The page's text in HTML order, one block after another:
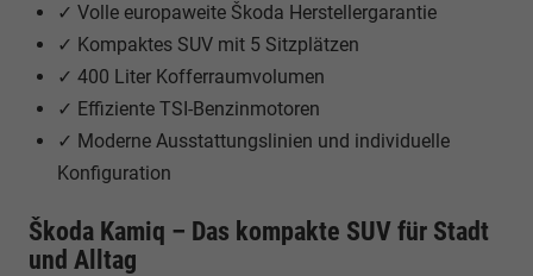
✓ Volle europaweite Škoda Herstellergarantie
✓ Kompaktes SUV mit 5 Sitzplätzen
✓ 400 Liter Kofferraumvolumen
✓ Effiziente TSI-Benzinmotoren
✓ Moderne Ausstattungslinien und individuelle
Konfiguration
Škoda Kamiq – Das kompakte SUV für Stadt
und Alltag